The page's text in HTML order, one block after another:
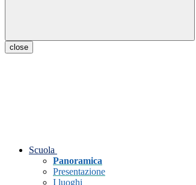
close
Scuola
Panoramica
Presentazione
I luoghi